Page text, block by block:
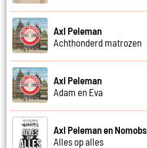
Axl Peleman
Achthonderd matrozen
Axl Peleman
Adam en Eva
Axl Peleman en Nomobs
Alles op alles